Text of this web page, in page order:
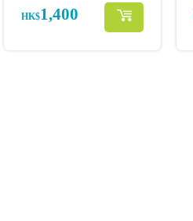
HK$1,400